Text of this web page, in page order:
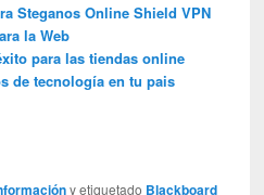
Steganos Online Shield VPN
la Web
para las tiendas online
de tecnología en tu pais
y etiquetado Blackboard